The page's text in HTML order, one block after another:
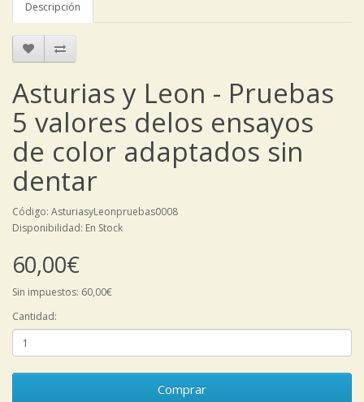
Descripción
Asturias y Leon - Pruebas
5 valores delos ensayos
de color adaptados sin
dentar
Código: AsturiasyLeonpruebas0008
Disponibilidad: En Stock
60,00€
Sin impuestos: 60,00€
Cantidad:
Comprar